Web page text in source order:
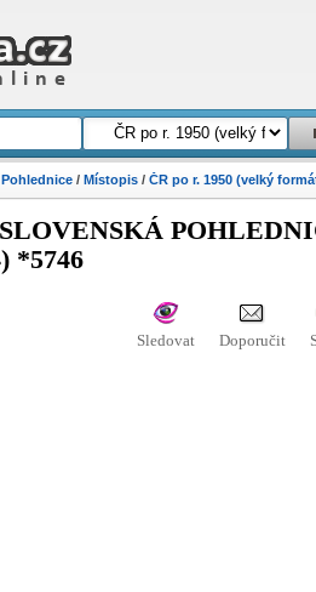
Pohlednice/ Místopis/ ČR po r. 1950 (velký
*5746
Sledovat Doporučit